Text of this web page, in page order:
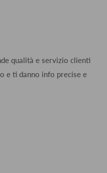
qualità e servizio clienti
e ti danno info precise e